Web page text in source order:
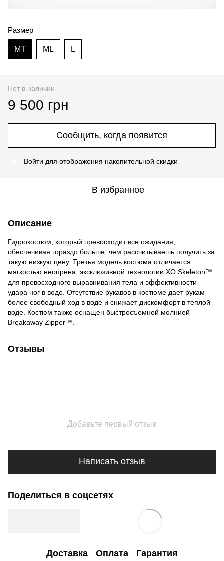
Размер
MT ML L
Нет в наличии
9 500 грн
Сообщить, когда появится
Войти для отображения накопительной скидки
В избранное
Описание
Гидрокостюм, который превосходит все ожидания,
обеспечивая гораздо больше, чем рассчитываешь получить за
такую низкую цену. Третья модель костюма отличается
мягкостью неопрена, эксклюзивной технологии XO Skeleton™
для превосходного выравнивания тела и эффективности
удара ног в воде. Отсутствие рукавов в костюме дает рукам
более свободный ход в воде и снижает дискомфорт в теплой
воде. Костюм также оснащен быстросъемной молнией
Breakaway Zipper™.
Отзывы
Добавьте первый отзыв
Написать отзыв
Поделиться в соцсетях
Доставка Оплата Гарантия